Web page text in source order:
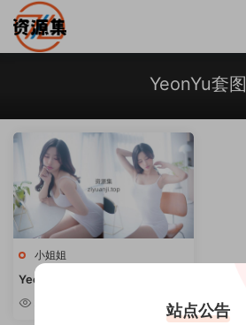
YeonYu套图
小姐姐
YeonYu – 韩国妹子性感写真合集
[持续更新]
站点公告